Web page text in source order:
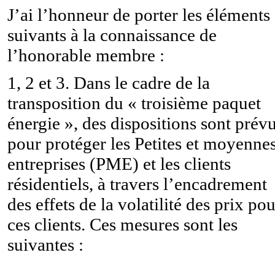
J’ai l’honneur de porter les éléments
suivants à la connaissance de
l’honorable membre :
1, 2 et 3. Dans le cadre de la
transposition du « troisième paquet
énergie », des dispositions sont
pour protéger les Petites et
entreprises (PME) et les clients
résidentiels, à travers l’encadrement
des effets de la volatilité des prix
ces clients. Ces mesures sont les
suivantes :